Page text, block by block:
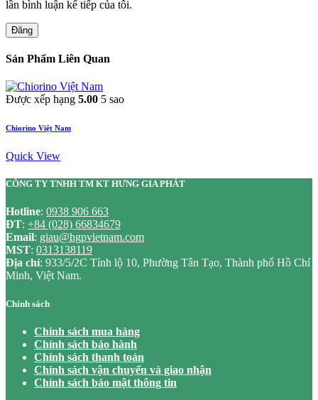
lần bình luận kế tiếp của tôi.
Đăng
Sản Phẩm Liên Quan
Được xếp hạng 5.00 5 sao
Chiorino Việt Nam
Quick View
CÔNG TY TNHH TM KT HƯNG GIA PHÁT
Hotline: 0938 906 663
ĐT: +84 (028) 66834679
Email: giau@hgpvietnam.com
MST: 0313138119
Địa chỉ: 933/5/2C Tỉnh lộ 10, Phường Tân Tạo, Thành phố Hồ Chí
Minh, Việt Nam.
Chính sách
Chính sách mua hàng
Chính sách bảo hành
Chính sách thanh toán
Chính sách vận chuyển và giao nhận
Chính sách bảo mật thông tin